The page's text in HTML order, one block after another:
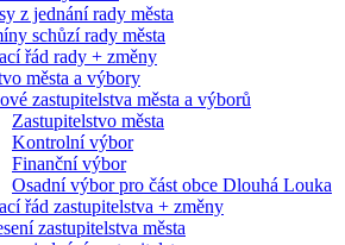
z jednání rady města
schůzí rady města
řád rady + změny
města a výbory
zastupitelstva města a výborů
Zastupitelstvo města
Kontrolní výbor
Finanční výbor
Osadní výbor pro část obce Dlouhá Louka
řád zastupitelstva + změny
zastupitelstva města